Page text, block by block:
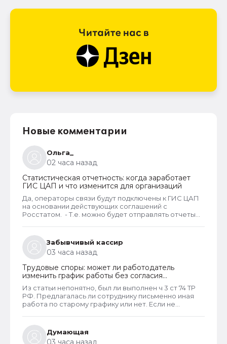
Новые комментарии
Ольга_
02 часа назад
Статистическая отчетность: когда заработает
ГИС ЦАП и что изменится для организаций
Да, операторы связи будут подключены к ГИС ЦАП
на основании действующих соглашений с
Росстатом. - Т.е. можно будет отправлять отчеты
Забывчивый кассир
03 часа назад
Трудовые споры: может ли работодатель
изменить график работы без согласия
сотрудника
Из статьи непонятно, был ли выполнен ч 3 ст 74 ТР
РФ. Предлагалась ли сотруднику письменно иная
работа по старому графику или нет. Если не
выплатой всех положенных ему компенсаций при
таком виде увольнения (не по собственному
Думающая